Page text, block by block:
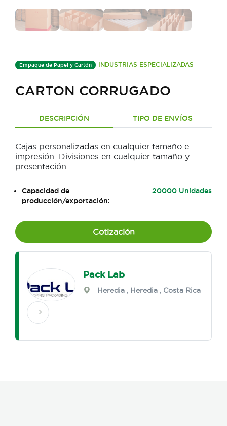
Empaque de Papel y Cartón INDUSTRIAS ESPECIALIZADAS
CARTON CORRUGADO
DESCRIPCIÓN TIPO DE ENVÍOS
Cajas personalizadas en cualquier tamaño e
impresión. Divisiones en cualquier tamaño y
presentación
Capacidad de
producción/exportación:
20000 Unidades
Cotización
Pack Lab
Heredia , Heredia , Costa Rica